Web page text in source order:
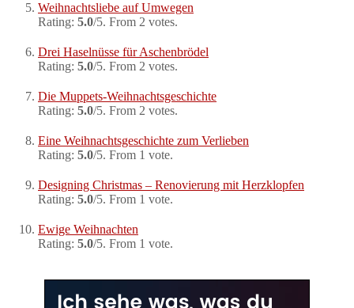
Weihnachtsliebe auf Umwegen
Rating: 5.0/5. From 2 votes.
Drei Haselnüsse für Aschenbrödel
Rating: 5.0/5. From 2 votes.
Die Muppets-Weihnachtsgeschichte
Rating: 5.0/5. From 2 votes.
Eine Weihnachtsgeschichte zum Verlieben
Rating: 5.0/5. From 1 vote.
Designing Christmas – Renovierung mit Herzklopfen
Rating: 5.0/5. From 1 vote.
Ewige Weihnachten
Rating: 5.0/5. From 1 vote.